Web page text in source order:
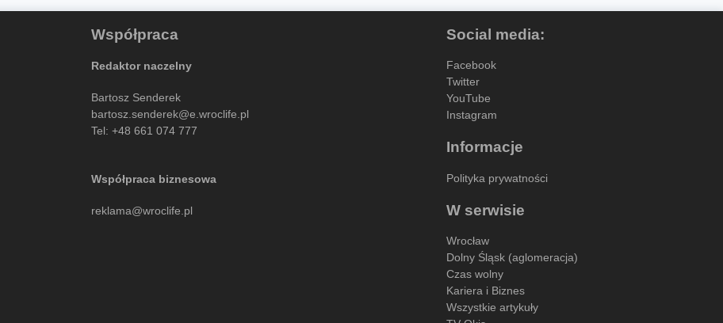
Współpraca
Redaktor naczelny
Bartosz Senderek
bartosz.senderek@e.wroclife.pl
Tel: +48 661 074 777
Współpraca biznesowa
reklama@wroclife.pl
Social media:
Facebook
Twitter
YouTube
Instagram
Informacje
Polityka prywatności
W serwisie
Wrocław
Dolny Śląsk (aglomeracja)
Czas wolny
Kariera i Biznes
Wszystkie artykuły